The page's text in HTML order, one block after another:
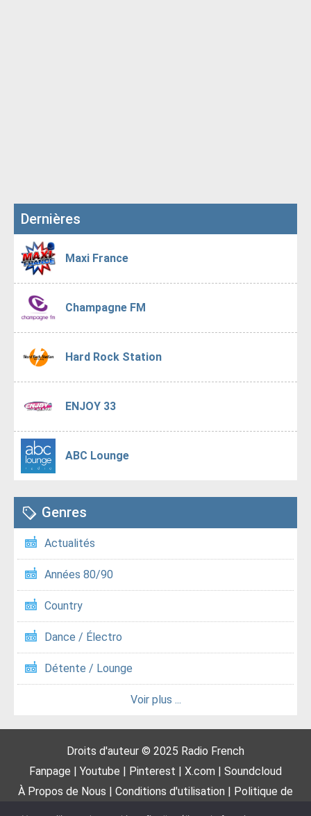
Dernières
Maxi France
Champagne FM
Hard Rock Station
ENJOY 33
ABC Lounge
Genres
Actualités
Années 80/90
Country
Dance / Électro
Détente / Lounge
Voir plus ...
Droits d'auteur © 2025 Radio French
Fanpage
Youtube Pinterest X.com
Soundcloud
À Propos de Nous
Conditions d'utilisation
Politique de